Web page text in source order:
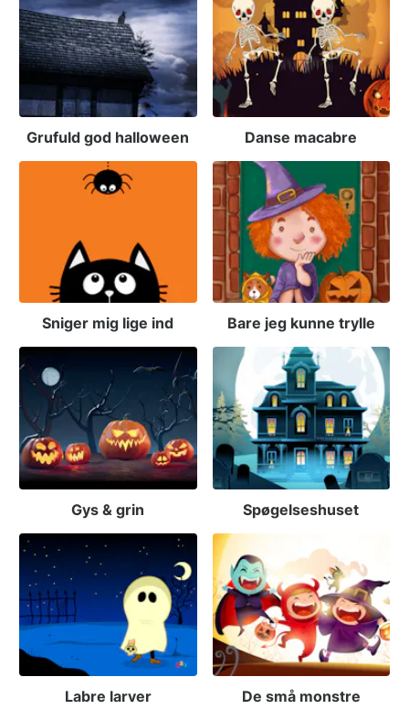
Grufuld god halloween Danse macabre
Sniger mig lige ind Bare jeg kunne trylle
Gys & grin Spøgelseshuset
Labre larver De små monstre